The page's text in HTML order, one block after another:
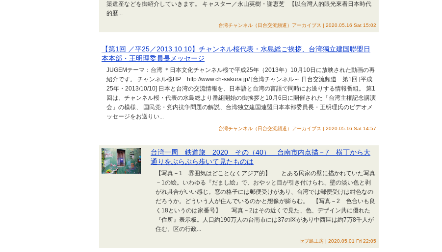
築遺産などを御紹介していきます。 キャスター／永山英樹・謝恵芝 【以台灣人的眼光來看日本時代
的歷...
台湾チャンネル（日台交流頻道）アーカイブス | 2020.05.16 Sat 15:02
【第1回 ／平25／2013.10.10】チャンネル桜代表・水島総ご挨拶、台湾獨立建国聯盟日
本本部・王明理委員長メッセージ
JUGEMテーマ：台湾 ＊日本文化チャンネル桜で平成25年（2013年）10月10日に放映された動画の再
紹介です。 チャンネル桜HP http://www.ch-sakura.jp/ [台湾チャンネル～ 日台交流頻道 第1回 [平成
25年・2013/10/10] 日本と台湾の交流情報を、日本語と台湾の言語で同時にお送りする情報番組。 第1
回は、チャンネル桜・代表の水島総より番組開始の御挨拶と10月6日に開催された「台湾主権記念講演
会」の模様、 国民党・党内抗争問題の解説、台湾独立建国連盟日本本部委員長・王明理氏のビデオメ
ッセージをお送りい...
台湾チャンネル（日台交流頻道）アーカイブス | 2020.05.16 Sat 14:57
台湾一周 鉄道旅 2020 その（40） 台南市内点描－7 横丁から大
通りをぶらぶら歩いて見たものは
【写真－1 雰囲気はどことなくアジア的】 とある民家の壁に描かれていた写真
－1の絵。いわゆる『だまし絵』で、おやッと目が引き付けられ、壁の淡い色と剥
がれ具合がいい感じ。窓の格子には郵便受けがあり、台湾では郵便受けは紺色なの
だろうか。どういう人が住んでいるのかと想像が膨らむ。 【写真－2 色合いも良
く18というのは家番号】 写真－2はその近くで見た、色、デザイン共に優れた
『住所』表示板。人口約190万人の台南市には37の区があり中西區は約7万8千人が
住む。区の行政...
セブ島工房 | 2020.05.01 Fri 22:05